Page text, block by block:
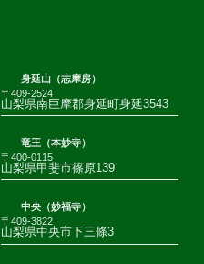
身延山（志摩房）
〒409-2524
山梨県南巨摩郡身延町身延3543
竜王（本妙寺）
〒400-0115
山梨県甲斐市篠原139
中央（妙福寺）
〒409-3822
山梨県中央市下三條3